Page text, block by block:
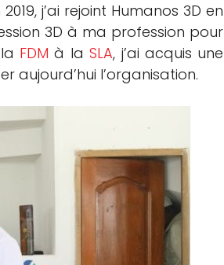
j’ai rejoint Humanos 3D en
3D à ma profession pour
FDM à laSLA, j’ai acquis une
aujourd’hui l’organisation.